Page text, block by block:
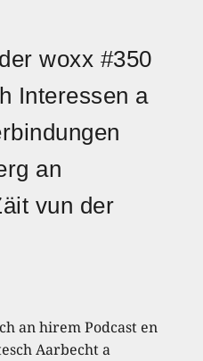
woxx #350
Interessen a
an
vun der
an hirem Podcast en
Aarbecht a